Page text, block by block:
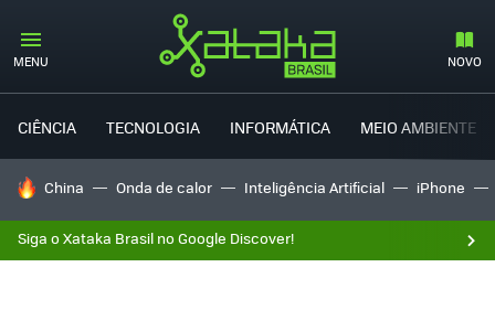
MENU NOVO
CIÊNCIA TECNOLOGIA INFORMÁTICA MEIO AMBIENTE
TENDÊNCIAS DO DIA
China Onda de calor Inteligência Artificial iPhone
Siga o Xataka Brasil no Google Discover!